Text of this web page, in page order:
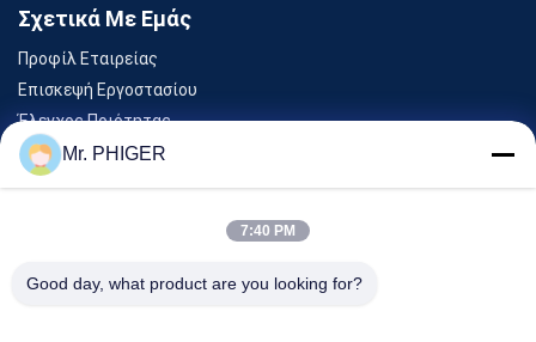
Σχετικά Με Εμάς
Προφίλ Εταιρείας
Επισκεψή Εργοστασίου
Έλεγχος Ποιότητας
Sitemap
Εκδηλώσεις
Mr. PHIGER
7:40 PM
Good day, what product are you looking for?